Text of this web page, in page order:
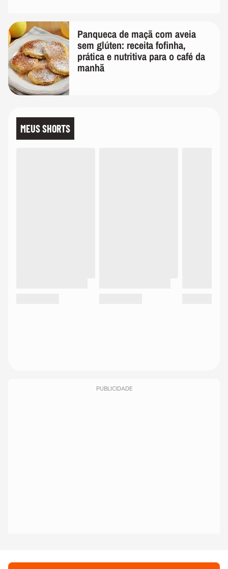
Panqueca de maçã com aveia
sem glúten: receita fofinha,
prática e nutritiva para o café da
manhã
MEUS SHORTS
PUBLICIDADE